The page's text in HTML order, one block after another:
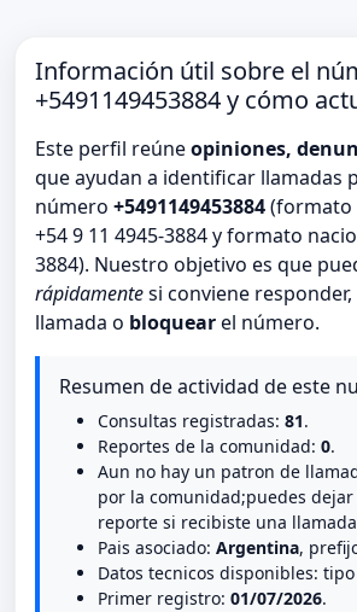
Información útil sobre el
+5491149453884 y cómo
Este perfil reúneopiniones,
que ayudan a identificar llamadas
número +5491149453884(formato
+54 9 11 4945-3884 y formato
3884). Nuestro objetivo es que
rápidamentesi conviene
llamada o bloquearel número.
Resumen de actividad de este
Consultas registradas: 81.
Reportes de la comunidad: 0.
Aun no hay un patron de
por la comunidad;puedes
reporte si recibiste una
Pais asociado: Argentina,
Datos tecnicos disponibles: tipo
Primer registro: 01/07/2026.